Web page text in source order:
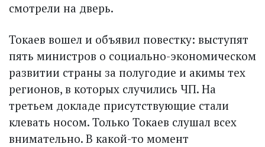
смотрели на дверь.
Токаев вошел и объявил повестку: выступят
пять министров о социально-экономическом
развитии страны за полугодие и акимы тех
регионов, в которых случились ЧП. На
третьем докладе присутствующие стали
клевать носом. Только Токаев слушал всех
внимательно. В какой-то момент